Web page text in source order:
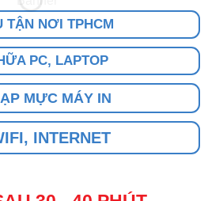
TẬN NƠI TPHCM
PC, LAPTOP
MỰC MÁY IN
INTERNET